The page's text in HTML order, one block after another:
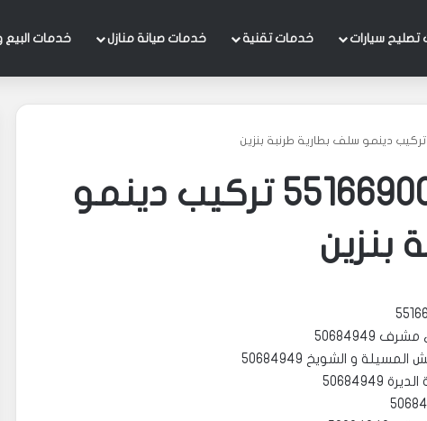
تصليح سيارات خدمات تقنية خدمات صيانة منازل خدمات البيع
كهربائي سيارات 55166900 تركيب دينمو
بنزين